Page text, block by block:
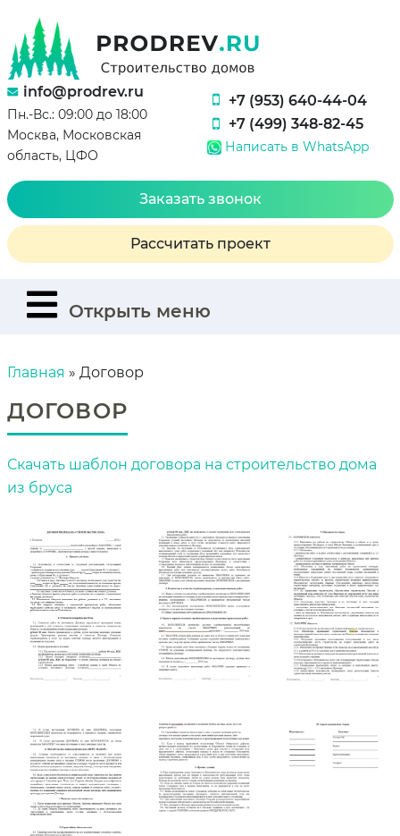
info@prodrev.ru
Пн.-Вс.: 09:00 до 18:00
Москва, Московская
область, ЦФО
+7 (953) 640-44-04
+7 (499) 348-82-45
Написать в WhatsApp
Заказать звонок
Рассчитать проект
Открыть меню
Главная » Договор
ДОГОВОР
Скачать шаблон договора на строительство дома
из бруса